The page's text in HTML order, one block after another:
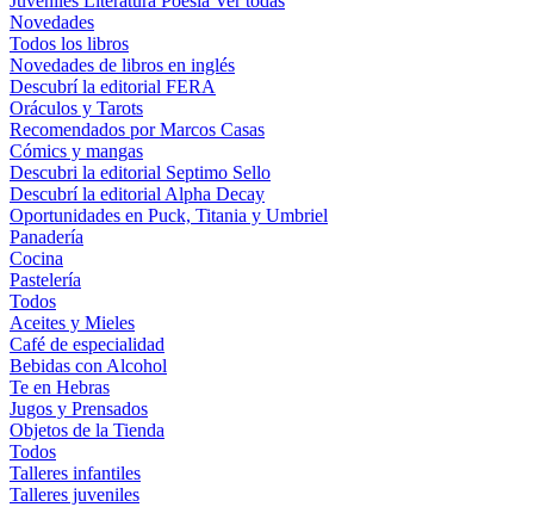
Novedades
Todos los libros
Novedades de libros en inglés
Descubrí la editorial FERA
Oráculos y Tarots
Recomendados por Marcos Casas
Cómics y mangas
Descubri la editorial Septimo Sello
Descubrí la editorial Alpha Decay
Oportunidades en Puck, Titania y Umbriel
Panadería
Cocina
Pastelería
Todos
Aceites y Mieles
Café de especialidad
Bebidas con Alcohol
Te en Hebras
Jugos y Prensados
Objetos de la Tienda
Todos
Talleres infantiles
Talleres juveniles